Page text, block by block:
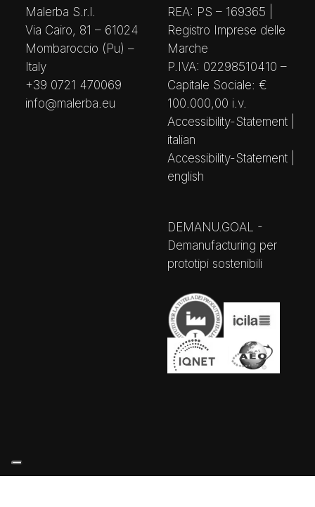
Malerba S.r.l.
Via Cairo, 81 – 61024
Mombaroccio (Pu) –
Italy
+39 0721 470069
info@malerba.eu
REA: PS – 169365 |
Registro Imprese delle
Marche
P.IVA: 02298510410 –
Capitale Sociale: €
100.000,00 i.v.
Accessibility-Statement |
italian
Accessibility-Statement |
english
DEMANU.GOAL -
Demanufacturing per
prototipi sostenibili